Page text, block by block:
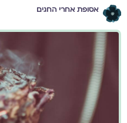
אסופת אחרי החגים